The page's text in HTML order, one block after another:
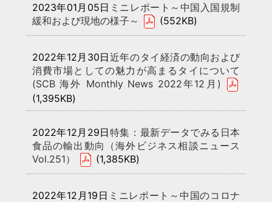
2023年01月05日 ミニレポート～中国入国規制
緩和および現地の様子～
(552KB)
2022年12月30日近年のタイ経済の動向および
消費市場としての魅力が高まるタイについて
(SCB 海外 Monthly News 2022年12月)
(1,395KB)
2022年12月29日特集：最新データでみる日本
食品の輸出動向（海外ビジネス相談ニュース
Vol.251）
(1,385KB)
2022年12月19日 ミニレポート～中国のコロナ